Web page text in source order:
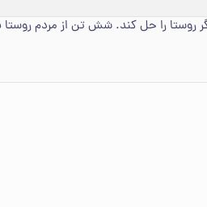
را حل کند. شش تن از مردم